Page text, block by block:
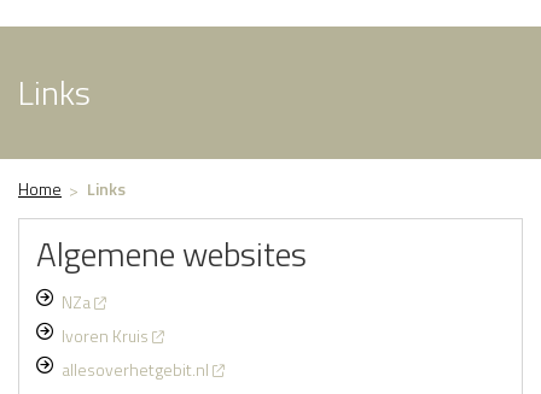
Links
Home Links
Algemene websites
NZa
Ivoren Kruis
allesoverhetgebit.nl